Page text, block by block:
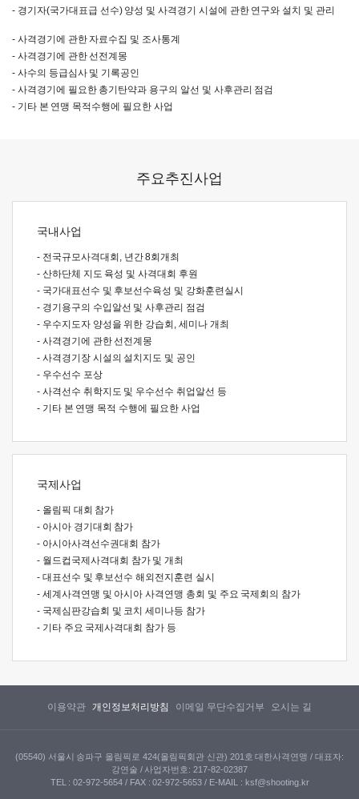
- 경기자(국가대표급 선수) 양성 및 사격경기 시설에 관한 연구와 설치 및 관리
- 사격경기에 관한 자료수집 및 조사통계
- 사격경기에 관한 선전계몽
- 사수의 등급심사 및 기록공인
- 사격경기에 필요한 총기탄약과 용구의 알선 및 사후관리 점검
- 기타 본 연맹 목적수행에 필요한 사업
주요추진사업
국내사업
- 전국규모사격대회, 년간 8회개최
- 산하단체 지도 육성 및 사격대회 후원
- 국가대표선수 및 후보선수육성 및 강화훈련실시
- 경기용구의 수입알선 및 사후관리 점검
- 우수지도자 양성을 위한 강습회, 세미나 개최
- 사격경기에 관한 선전계몽
- 사격경기장 시설의 설치지도 및 공인
- 우수선수 포상
- 사격선수 취학지도 및 우수선수 취업알선 등
- 기타 본 연맹 목적 수행에 필요한 사업
국제사업
- 올림픽 대회 참가
- 아시아 경기대회 참가
- 아시아사격선수권대회 참가
- 월드컵국제사격대회 참가 및 개최
- 대표선수 및 후보선수 해외전지훈련 실시
- 세계사격연맹 및 아시아 사격연맹 총회 및 주요 국제회의 참가
- 국제심판강습회 및 코치 세미나등 참가
- 기타 주요 국제사격대회 참가 등
이용약관 개인정보처리방침 이메일 무단수집거부 오시는 길
(05540) 서울시 송파구 올림픽로 424(올림픽회관 신관) 201호 대한사격연맹 / 대표자:
강연술 / 사업자번호: 217-82-02387
TEL : 02-972-5654 / FAX : 02-972-5653 / E-MAIL : ksf@shooting.kr